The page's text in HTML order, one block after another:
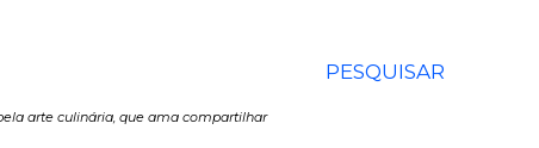
PESQUISAR
arte culinária, que ama compartilhar